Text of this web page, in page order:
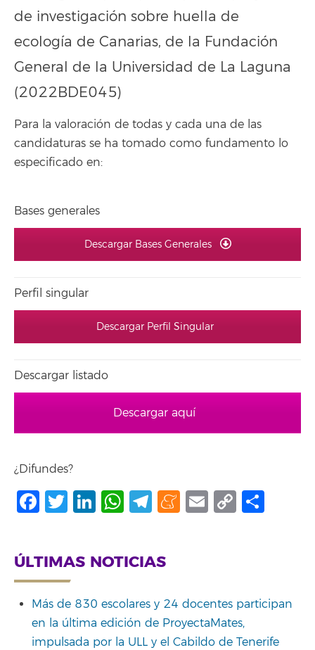
de investigación sobre huella de
ecología de Canarias, de la Fundación
General de la Universidad de La Laguna
(2022BDE045)
Para la valoración de todas y cada una de las
candidaturas se ha tomado como fundamento lo
especificado en:
Bases generales
Descargar Bases Generales
Perfil singular
Descargar Perfil Singular
Descargar listado
Descargar aquí
¿Difundes?
Facebook
Twitter
LinkedIn
WhatsApp
Telegram
Meneame
Email
Copy
ÚLTIMAS NOTICIAS
Más de 830 escolares y 24 docentes participan
en la última edición de ProyectaMates,
impulsada por la ULL y el Cabildo de Tenerife